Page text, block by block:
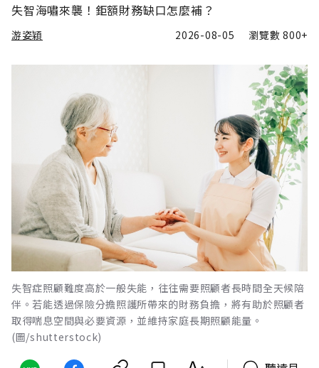
失智海嘯來襲！鉅額財務缺口怎麼補？
游姿穎 2026-08-05 瀏覽數800+
失智症照顧難度高於一般失能，往往需要照顧者長時間全天候陪
伴。若能透過保險分擔照護所帶來的財務負擔，將有助於照顧者
取得喘息空間與必要資源，並維持家庭長期照顧能量。
(圖/shutterstock)